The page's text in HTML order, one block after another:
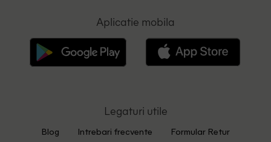
Aplicatie mobila
Legaturi utile
Blog Intrebari frecvente Formular Retur